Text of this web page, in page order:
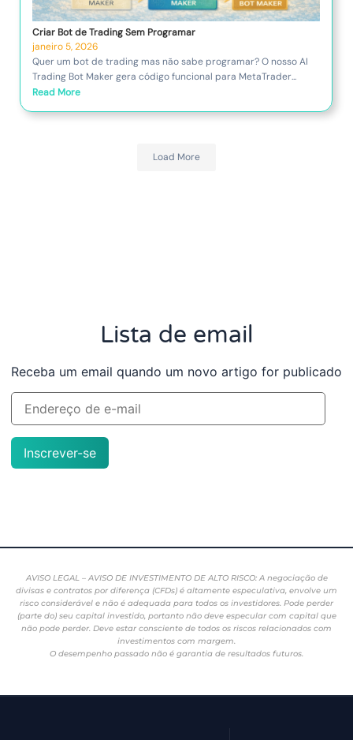
Criar Bot de Trading Sem Programar
janeiro 5, 2026
Quer um bot de trading mas não sabe programar? O nosso AI
Trading Bot Maker gera código funcional para MetaTrader...
Read More
Load More
Lista de email
Receba um email quando um novo artigo for publicado
Inscrever-se
AVISO LEGAL – AVISO DE INVESTIMENTO DE ALTO RISCO: A negociação de
divisas e contratos por diferença (CFDs) é altamente especulativa, envolve um
risco considerável e não é adequada para todos os investidores. Pode perder
(parte do) seu capital investido, portanto não deve especular com capital que
não pode perder. Deve estar consciente de todos os riscos relacionados com
investimentos com margem.
O desempenho passado não é garantia de resultados futuros.